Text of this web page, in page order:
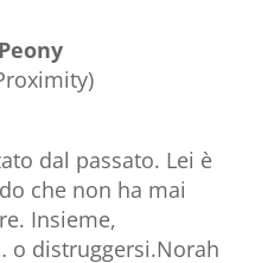
dal passato. Lei è
che non ha mai
Insieme,
o distruggersi.Norah